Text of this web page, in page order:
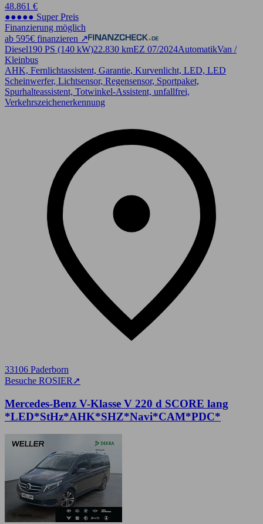
48.861 €
●●●●● Super Preis
Finanzierung möglich
ab 595€ finanzieren ↗
Diesel190 PS (140 kW)22.830 kmEZ 07/2024AutomatikVan /
Kleinbus
AHK, Fernlichtassistent, Garantie, Kurvenlicht, LED, LED
Scheinwerfer, Lichtsensor, Regensensor, Sportpaket,
Spurhalteassistent, Totwinkel-Assistent, unfallfrei,
Verkehrszeichenerkennung
33106 Paderborn
Besuche ROSIER ➚
Mercedes-Benz V-Klasse V 220 d SCORE lang
*LED*StHz*AHK*SHZ*Navi*CAM*PDC*